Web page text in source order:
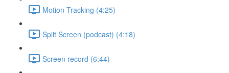
Motion Tracking (4:25)
Split Screen (podcast) (4:18)
Screen record (6:44)